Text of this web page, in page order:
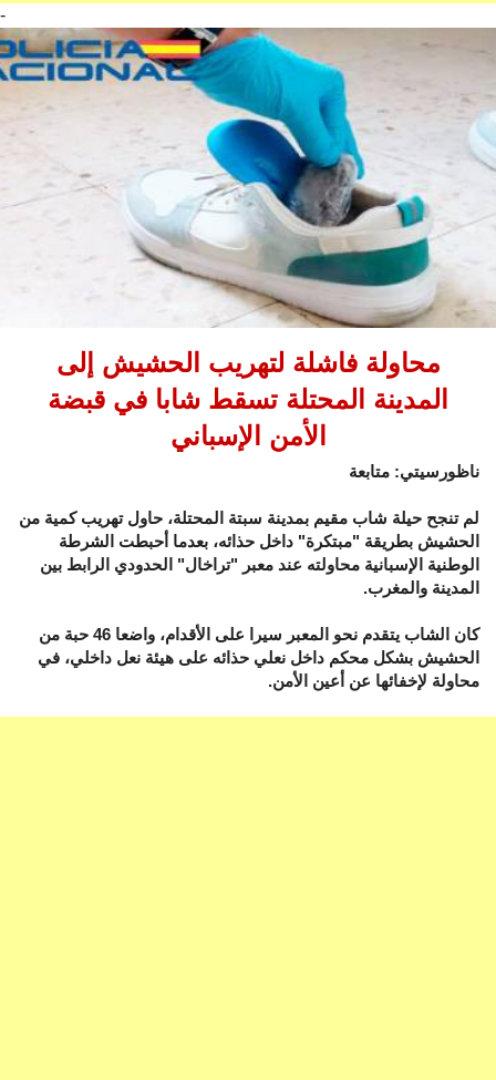
-
محاولة فاشلة لتهريب الحشيش إلى
المدينة المحتلة تسقط شابا في قبضة
الأمن الإسباني
ناظورسيتي: متابعة
لم تنجح حيلة شاب مقيم بمدينة سبتة المحتلة، حاول تهريب كمية من
الحشيش بطريقة "مبتكرة" داخل حذائه، بعدما أحبطت الشرطة
الوطنية الإسبانية محاولته عند معبر "تراخال" الحدودي الرابط بين
المدينة والمغرب.
كان الشاب يتقدم نحو المعبر سيرا على الأقدام، واضعا 46 حبة من
الحشيش بشكل محكم داخل نعلي حذائه على هيئة نعل داخلي، في
محاولة لإخفائها عن أعين الأمن.